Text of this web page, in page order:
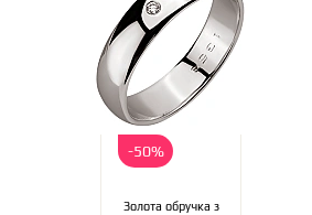
-50%
Золота обручка з